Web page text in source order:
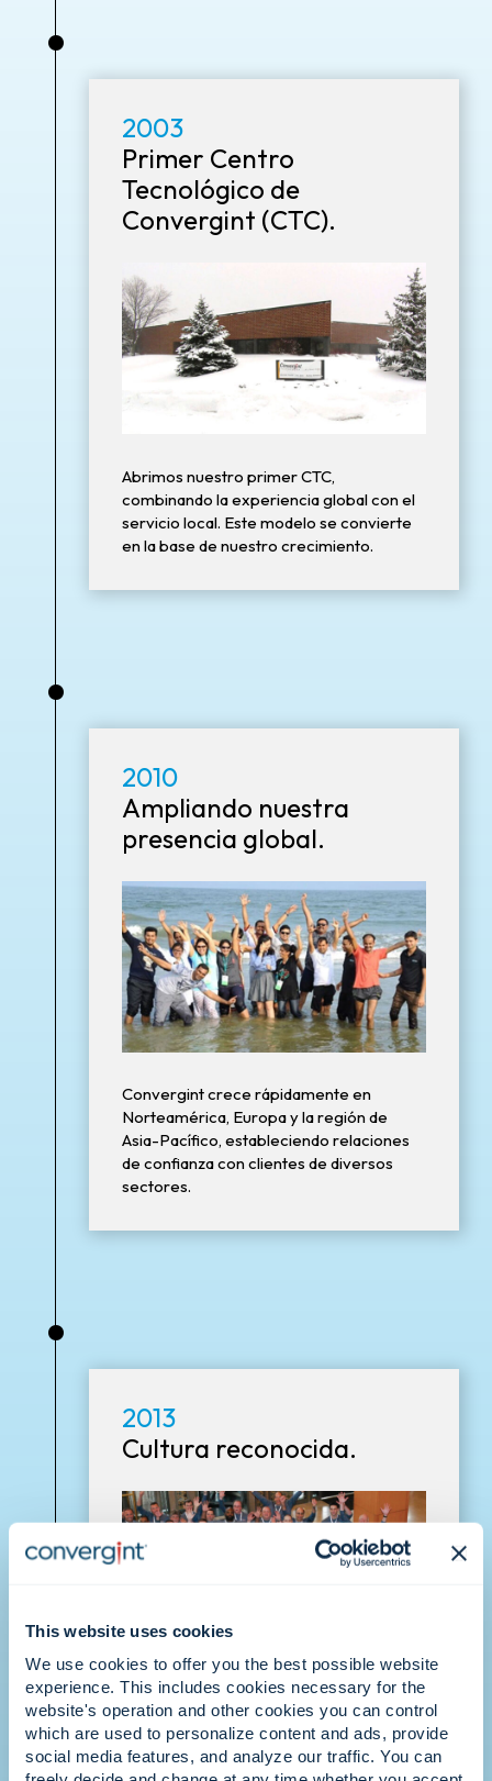
This website uses cookies
We use cookies to offer you the best possible website
experience. This includes cookies necessary for the
website's operation and other cookies you can control
which are used to personalize content and ads, provide
social media features, and analyze our traffic. You can
•
2003
Primer Centro
Tecnológico de
Convergint (CTC).
Abrimos nuestro primer CTC,
combinando la experiencia global con el
servicio local. Este modelo se convierte
en la base de nuestro crecimiento.
2010
Ampliando nuestra
presencia global.
Convergint crece rápidamente en
Norteamérica, Europa y la región de
Asia-Pacífico, estableciendo relaciones
de confianza con clientes de diversos
sectores.
•
•
2013
Cultura reconocida.
Convergint es reconocida como uno de
los mejores lugares para trabajar, lo que
refuerza la idea de que nuestra cultura
centrada en las personas es nuestro